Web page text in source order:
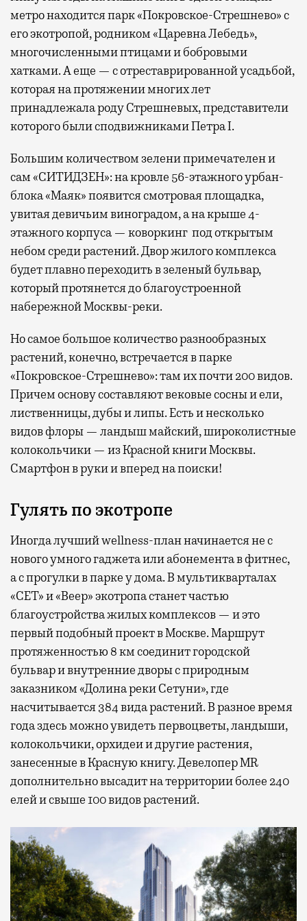
метро находится парк «Покровское-Стрешнево» с
его экотропой, родником «Царевна Лебедь»,
многочисленными птицами и бобровыми
хатками. А еще — с отреставрированной усадьбой,
которая на протяжении многих лет
принадлежала роду Стрешневых, представители
которого были сподвижниками Петра I.
Большим количеством зелени примечателен и
сам «СИТИДЗЕН»: на кровле 56-этажного урбан-
блока «Маяк» появится смотровая площадка,
увитая девичьим виноградом, а на крыше 4-
этажного корпуса — коворкинг под открытым
небом среди растений. Двор жилого комплекса
будет плавно переходить в зеленый бульвар,
который протянется до благоустроенной
набережной Москвы-реки.
Но самое большое количество разнообразных
растений, конечно, встречается в парке
«Покровское-Стрешнево»: там ихпочти 200 видов.
Причем основу составляют вековые сосны и ели,
лиственницы, дубы и липы. Есть и несколько
видов флоры — ландыш майский, широколистные
колокольчики — из Красной книги Москвы.
Смартфон в руки и вперед на поиски!
Гулять по экотропе
Иногда лучший wellness-план начинается не с
нового умного гаджета или абонемента в фитнес,
а с прогулки в парке у дома. В мультикварталах
«СЕТ» и «Веер» экотропа станет частью
благоустройства жилых комплексов — и это
первый подобный проект в Москве. Маршрут
протяженностью 8 км соединит городской
бульвар и внутренние дворы с природным
заказником «Долина реки Сетуни», где
насчитывается 384 вида растений. В разное время
года здесь можно увидеть первоцветы, ландыши,
колокольчики, орхидеи и другие растения,
занесенные в Красную книгу. Девелопер MR
дополнительно высадит на территории более 240
елей и свыше 100 видов растений.